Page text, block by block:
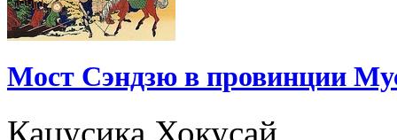
Мост Сэндзю в провинции